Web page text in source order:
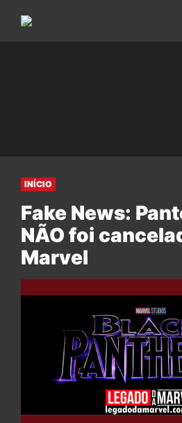
INÍCIO
Fake News:
NÃO foi
Marvel